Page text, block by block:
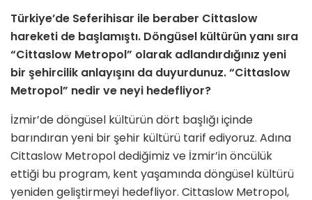
Türkiye’de Seferihisar ile beraber Cittaslow
hareketi de başlamıştı. Döngüsel kültürün yanı sıra
“Cittaslow Metropol” olarak adlandırdığınız yeni
bir şehircilik anlayışını da duyurdunuz. “Cittaslow
Metropol” nedir ve neyi hedefliyor?
İzmir’de döngüsel kültürün dört başlığı içinde
barındıran yeni bir şehir kültürü tarif ediyoruz. Adına
Cittaslow Metropol dediğimiz ve İzmir’in öncülük
ettiği bu program, kent yaşamında döngüsel kültürü
yeniden geliştirmeyi hedefliyor. Cittaslow Metropol,